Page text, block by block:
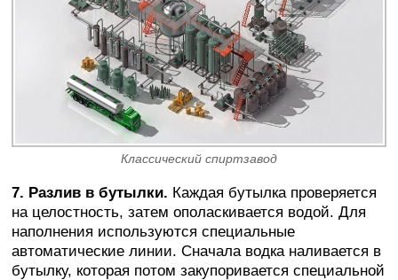
Классический спиртзавод
7. Разлив в бутылки. Каждая бутылка проверяется
на целостность, затем ополаскивается водой. Для
наполнения используются специальные
автоматические линии. Сначала водка наливается в
бутылку, которая потом закупоривается специальной